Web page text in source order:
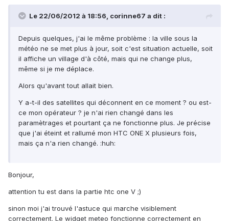
Le 22/06/2012 à 18:56, corinne67 a dit :
Depuis quelques, j'ai le même problème : la ville sous la
météo ne se met plus à jour, soit c'est situation actuelle, soit
il affiche un village d'à côté, mais qui ne change plus,
même si je me déplace.
Alors qu'avant tout allait bien.
Y a-t-il des satellites qui déconnent en ce moment ? ou est-
ce mon opérateur ? je n'ai rien changé dans les
paramètrages et pourtant ça ne fonctionne plus. Je précise
que j'ai éteint et rallumé mon HTC ONE X plusieurs fois,
mais ça n'a rien changé. :huh:
Bonjour,
attention tu est dans la partie htc one V ;)
sinon moi j'ai trouvé l'astuce qui marche visiblement
correctement. Le widget meteo fonctionne correctement en